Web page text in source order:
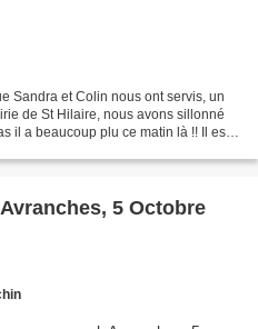
Sandra et Colin nous ont servis, un
de St Hilaire, nous avons sillonné
il a beaucoup plu ce matin là !! Il est
5 Octobre